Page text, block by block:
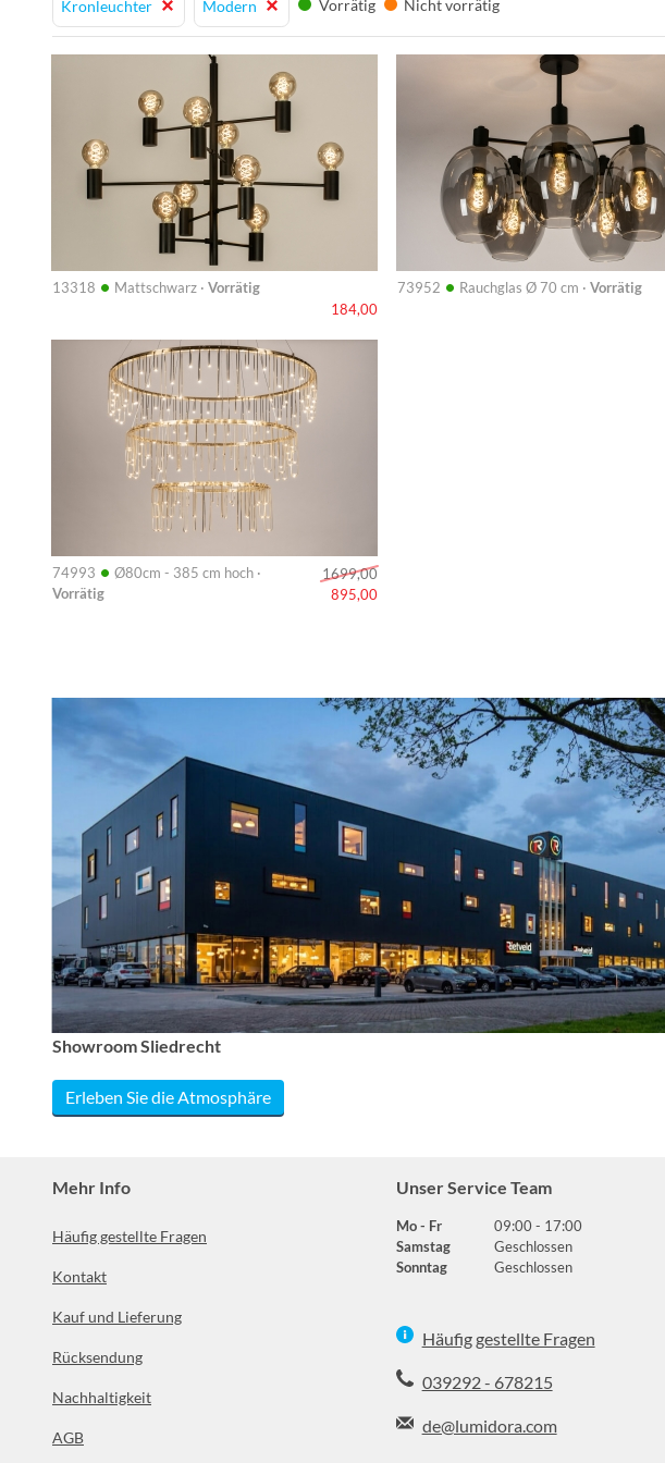
Kronleuchter Modern Vorrätig Nicht vorrätig
13318 • Mattschwarz · Vorrätig
184,00
Info
73952 • Rauchglas Ø 70 cm · Vorrätig
Info
74993 • Ø80cm - 385 cm hoch ·
Vorrätig
1699,00
895,00
Info
Showroom Sliedrecht
Erleben Sie die Atmosphäre
Mehr Info
Häufig gestellte Fragen
Kontakt
Kauf und Lieferung
Rücksendung
Nachhaltigkeit
AGB
Unser Service Team
Mo - Fr
09:00 - 17:00
Samstag
Geschlossen
Sonntag
Geschlossen
Häufig gestellte Fragen
039292 - 678215
de@lumidora.com